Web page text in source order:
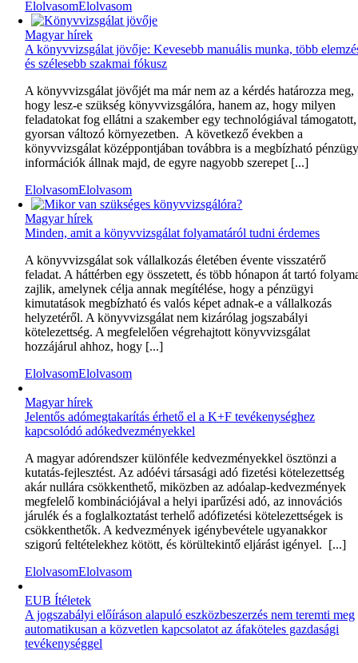
ElolvasomElolvasom
Magyar hírek
A könyvvizsgálat jövője: Kevesebb manuális munka, több
és szélesebb szakmai fókusz
A könyvvizsgálat jövőjét ma már nem az a kérdés határozza meg,
hogy lesz-e szükség könyvvizsgálóra, hanem az, hogy milyen
feladatokat fog ellátni a szakember egy technológiával támogatott,
gyorsan változó környezetben. A következő években a
könyvvizsgálat középpontjában továbbra is a megbízható
információk állnak majd, de egyre nagyobb szerepet [...]
ElolvasomElolvasom
Magyar hírek
Minden, amit a könyvvizsgálat folyamatáról tudni érdemes
A könyvvizsgálat sok vállalkozás életében évente visszatérő
feladat. A háttérben egy összetett, és több hónapon át tartó
zajlik, amelynek célja annak megítélése, hogy a pénzügyi
kimutatások megbízható és valós képet adnak-e a vállalkozás
helyzetéről. A könyvvizsgálat nem kizárólag jogszabályi
kötelezettség. A megfelelően végrehajtott könyvvizsgálat
hozzájárul ahhoz, hogy [...]
ElolvasomElolvasom
Magyar hírek
Jelentős adómegtakarítás érhető el a K+F tevékenységhez
kapcsolódó adókedvezményekkel
A magyar adórendszer különféle kedvezményekkel ösztönzi a
kutatás-fejlesztést. Az adóévi társasági adó fizetési kötelezettség
akár nullára csökkenthető, miközben az adóalap-kedvezmények
megfelelő kombinációjával a helyi iparűzési adó, az innovációs
járulék és a foglalkoztatást terhelő adófizetési kötelezettségek is
csökkenthetők. A kedvezmények igénybevétele ugyanakkor
szigorú feltételekhez kötött, és körültekintő eljárást igényel. [...]
ElolvasomElolvasom
EUB Ítéletek
A jogszabályi előíráson alapuló eszközbeszerzés nem teremti meg
automatikusan a közvetlen kapcsolatot az áfaköteles gazdasági
tevékenységgel